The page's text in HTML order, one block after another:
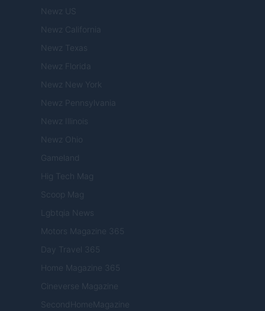
Newz US
Newz California
Newz Texas
Newz Florida
Newz New York
Newz Pennsylvania
Newz Illinois
Newz Ohio
Gameland
Hig Tech Mag
Scoop Mag
Lgbtqia News
Motors Magazine 365
Day Travel 365
Home Magazine 365
Cineverse Magazine
SecondHomeMagazine